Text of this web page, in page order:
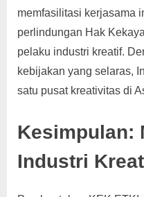
memfasilitasi kerjasama
perlindungan Hak
pelaku industri kreatif.
kebijakan yang selaras,
satu pusat kreativitas di
Kesimpulan:
Industri